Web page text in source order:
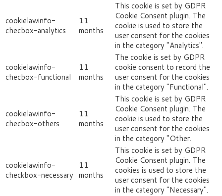
cookielawinfo-
checbox-analytics
11
months
This cookie is set by GDPR
Cookie Consent plugin. The
cookie is used to store the
user consent for the cookies
in the category "Analytics".
cookielawinfo-
checbox-functional
11
months
The cookie is set by GDPR
cookie consent to record the
user consent for the cookies
in the category "Functional".
cookielawinfo-
checbox-others
11
months
This cookie is set by GDPR
Cookie Consent plugin. The
cookie is used to store the
user consent for the cookies
in the category "Other.
cookielawinfo-
checkbox-necessary
11
months
This cookie is set by GDPR
Cookie Consent plugin. The
cookies is used to store the
user consent for the cookies
in the category "Necessary".